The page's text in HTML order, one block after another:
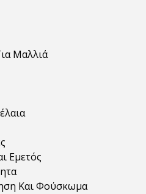
Μαλλιά
Εμετός
Και Φούσκωμα